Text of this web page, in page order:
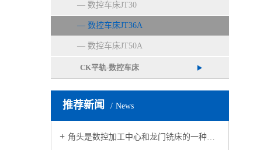
数控车床JT30
数控车床JT36A
数控车床JT50A
CK平轨-数控车床
推荐新闻 News
角头是数控加工中心和龙门铣床的一种附件